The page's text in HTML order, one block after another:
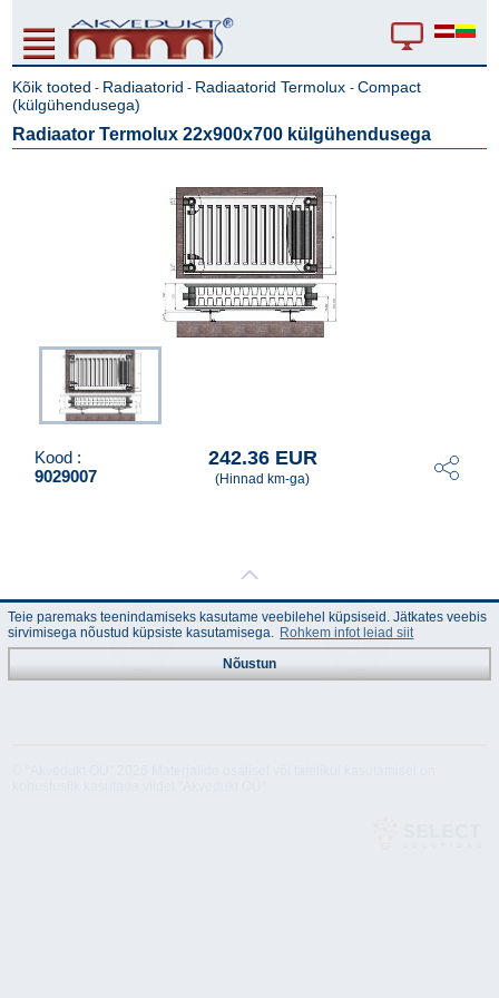
Kõik tooted - Radiaatorid - Radiaatorid Termolux-Compact
(külgühendusega)
Radiaator Termolux 22x900x700 külgühendusega
Kood :
9029007
242.36 EUR
(Hinnad km-ga)
Teie paremaks teenindamiseks kasutame veebilehel küpsiseid. Jätkates veebis
sirvimisega nõustud küpsiste kasutamisega. Rohkem infot leiad siit
Nõustun